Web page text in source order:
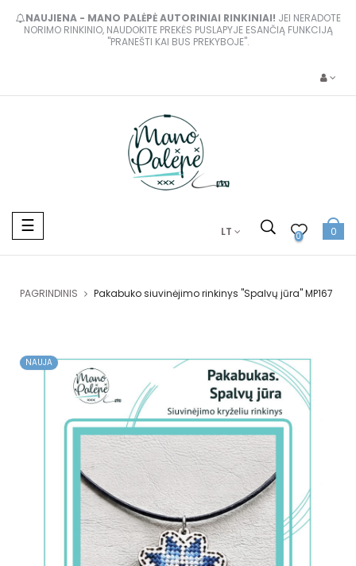
NAUJIENA - MANO PALĖPĖ AUTORINIAI RINKINIAI! JEI NERADOTE
NORIMO RINKINIO, NAUDOKITE PREKĖS PUSLAPYJE ESANČIĄ FUNKCIJĄ
"PRANEŠTI KAI BUS PREKYBOJE".
Toggle
navigation
☰ LT 0 0
PAGRINDINIS Pakabuko siuvinėjimo rinkinys "Spalvų jūra" MP167
NAUJA